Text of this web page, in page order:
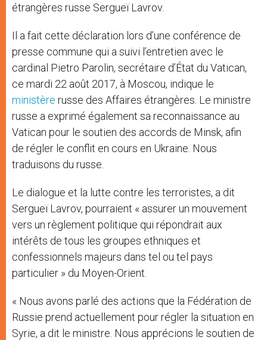
étrangères russe Sergueï Lavrov.
Il a fait cette déclaration lors d’une conférence de
presse commune qui a suivi l’entretien avec le
cardinal Pietro Parolin, secrétaire d’État du Vatican,
ce mardi 22 août 2017, à Moscou, indique le
ministère russe des Affaires étrangères. Le ministre
russe a exprimé également sa reconnaissance au
Vatican pour le soutien des accords de Minsk, afin
de régler le conflit en cours en Ukraine. Nous
traduisons du russe.
Le dialogue et la lutte contre les terroristes, a dit
Sergueï Lavrov, pourraient « assurer un mouvement
vers un règlement politique qui répondrait aux
intérêts de tous les groupes ethniques et
confessionnels majeurs dans tel ou tel pays
particulier » du Moyen-Orient.
« Nous avons parlé des actions que la Fédération de
Russie prend actuellement pour régler la situation en
Syrie, a dit le ministre. Nous apprécions le soutien de